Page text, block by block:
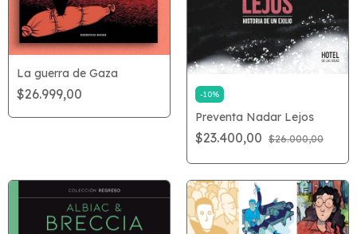
La guerra de Gaza
$26.999,00 -10%
Preventa Nadar Lejos
$23.400,00 $26.000,00